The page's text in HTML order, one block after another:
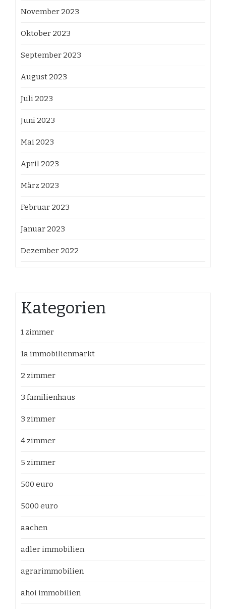
November 2023
Oktober 2023
September 2023
August 2023
Juli 2023
Juni 2023
Mai 2023
April 2023
März 2023
Februar 2023
Januar 2023
Dezember 2022
Kategorien
1 zimmer
1a immobilienmarkt
2 zimmer
3 familienhaus
3 zimmer
4 zimmer
5 zimmer
500 euro
5000 euro
aachen
adler immobilien
agrarimmobilien
ahoi immobilien